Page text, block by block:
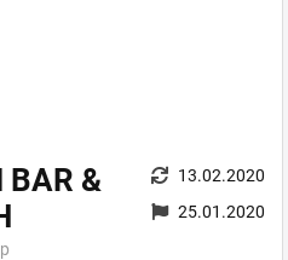
&
13.02.2020
25.01.2020